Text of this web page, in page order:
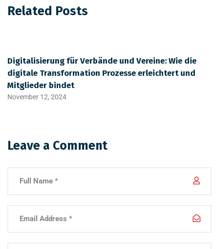
Related Posts
Digitalisierung für Verbände und Vereine: Wie die
digitale Transformation Prozesse erleichtert und
Mitglieder bindet
November 12, 2024
Leave a Comment